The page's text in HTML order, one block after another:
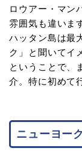
ロウアー・マン
雰囲気も違いま
ハッタン島は最
ク」と聞いてイ
ということで、
介。特に初めて
ニューヨー